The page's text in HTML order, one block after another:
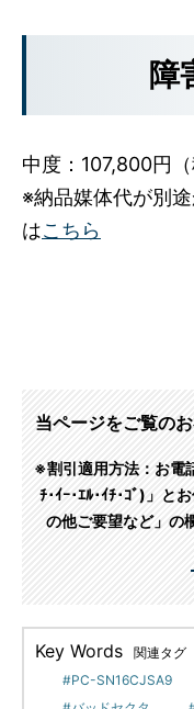
障
中度：107,800円（
※納品媒体代が別
はこちら
当ページをご覧の
※割引適用方法：お電
ﾁ･ｲｰ･ｴﾙ･ｲﾁ･ｺﾞ)」と
の他ご要望など」の
Key Words
関連タグ
PC-SN16CJSA9